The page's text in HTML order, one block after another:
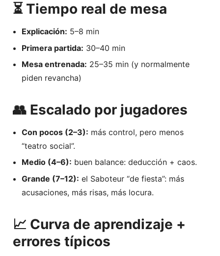
⏳ Tiempo real de mesa
Explicación: 5–8 min
Primera partida: 30–40 min
Mesa entrenada: 25–35 min (y normalmente
piden revancha)
👥 Escalado por jugadores
Con pocos (2–3): más control, pero menos
“teatro social”.
Medio (4–6): buen balance: deducción + caos.
Grande (7–12): el Saboteur “de fiesta”: más
acusaciones, más risas, más locura.
📈 Curva de aprendizaje +
errores típicos